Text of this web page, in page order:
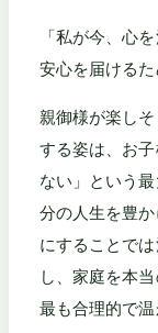
「私が今、心
安心を届けるた
親御様が楽し
する姿は、お
ない」という
分の人生を豊
にすることで
し、家庭を本
最も合理的で温